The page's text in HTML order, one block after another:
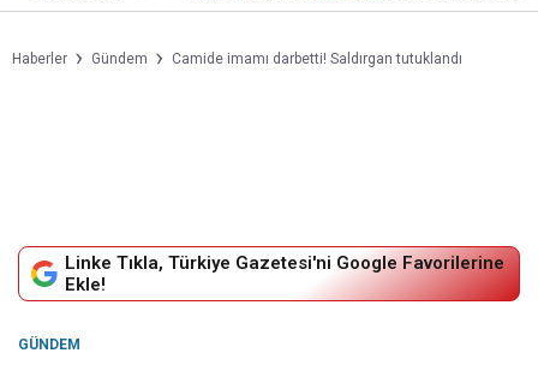
Haberler Gündem Camide imamı darbetti! Saldırgan tutuklandı
Linke Tıkla, Türkiye Gazetesi'ni Google Favorilerine
Ekle!
GÜNDEM